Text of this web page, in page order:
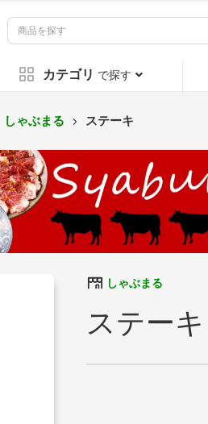
カテゴリ で探す
しゃぶまる ステーキ
しゃぶまる
ステーキ